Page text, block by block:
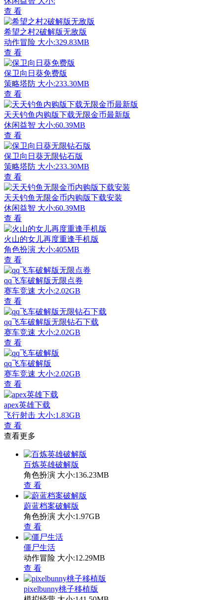
查 看
希望之村2破解版无敌版
动作冒险 大小:329.83MB
查 看
保卫向日葵免费版
策略塔防 大小:233.30MB
查 看
天天钓鱼内购版下载无限金币最新版
休闲益智 大小:60.39MB
查 看
保卫向日葵无限钻石版
策略塔防 大小:233.30MB
查 看
天天钓鱼无限金币内购版下载安装
休闲益智 大小:60.39MB
查 看
火山的女儿再度重逢手机版
角色扮演 大小:405MB
查 看
qq飞车破解版无限点券
赛车竞速 大小:2.02GB
查 看
qq飞车破解版无限钻石下载
赛车竞速 大小:2.02GB
查 看
qq飞车破解版
赛车竞速 大小:2.02GB
查 看
apex英雄下载
飞行射击 大小:1.83GB
查 看
查看更多
百炼英雄破解版
角色扮演 大小:136.23MB
查 看
蔚蓝档案破解版
角色扮演 大小:1.97GB
查 看
僵尸生活
动作冒险 大小:12.29MB
查 看
pixelbunny桃子移植版